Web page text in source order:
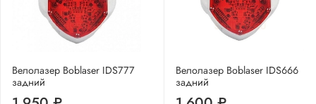
Велолазер Boblaser IDS777
задний
Велолазер Boblaser IDS666
задний